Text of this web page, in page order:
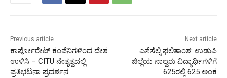
Previous article
ಕಾರ್ಪೋರೇಟ್ ಕಂಪೆನಿಗಳಿಂದ ದೇಶ
ಉಳಿಸಿ – CITU ನೇತೃತ್ವದಲ್ಲಿ
ಪ್ರತಿಭಟನಾ ಪ್ರದರ್ಶನ
Next article
ಎಸೆಸೆಲ್ಸಿ ಫಲಿತಾಂಶ: ಉಡುಪಿ
ಜಿಲ್ಲೆಯ ನಾಲ್ವರು ವಿದ್ಯಾರ್ಥಿಗಳಿಗೆ
625ರಲ್ಲಿ 625 ಅಂಕ